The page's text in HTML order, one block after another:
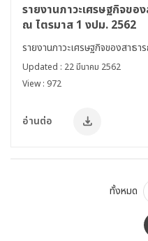
รายงานภาวะเศรษฐกิจข
ณ ไตรมาส 1 งปม. 2562
รายงานภาวะเศรษฐกิจของสาธ
1 งปม. 2562
Updated : 22 มีนาคม 2562
View : 972
อ่านต่อ
ทั้งหมด